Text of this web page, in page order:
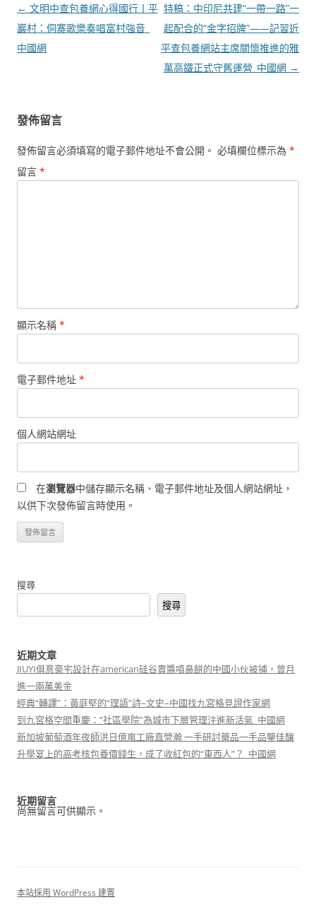
文
章
導
← 文明中查包養網心得國行丨平
巖村：侗寨歌樂奏唱富村強音_
中國網
特稿：中印尼共建“一帶一路”一
起配合的“金字招牌”——記習近
平查包養網站主席關懷推進的雅
萬高鐵正式守舊運營_中國網 →
發佈留言
發佈留言必須填寫的電子郵件地址不會公開。 必填欄位標示為 *
留言 *
顯示名稱 *
電子郵件地址 *
個人網站網址
在瀏覽器中儲存顯示名稱、電子郵件地址及個人網站網址，
以供下次發佈留言時使用。
搜尋
搜尋
近期文章
JIUYI俱意豪宅設計在american硅谷賣醬噴鼻餅的中國小伙被捕，曾月
進一兩萬美金
經典“轉譯”：黃庭堅的“理語”詩–文史–中國找九宮格見證作家網
到九宮格空間重慶：“社區學院”為城市下層管理注進新活氣_中國網
新加坡葡萄酒年夜師洪日億嵐工廠直營瀚 一手研討藥品一手品鑒佳釀
升學宴上的高考核包養價錢生，成了收紅包的“東西人”？_中國網
近期留言
尚無留言可供顯示。
本站採用 WordPress 建置